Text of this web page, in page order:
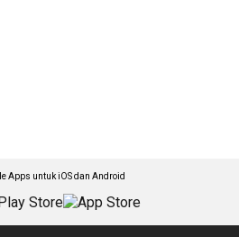
Apps untuk iOS dan Android